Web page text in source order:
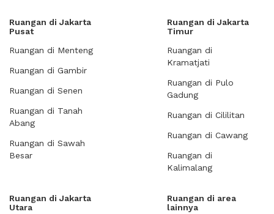
Ruangan di Jakarta
Pusat
Ruangan di Menteng
Ruangan di Gambir
Ruangan di Senen
Ruangan di Tanah
Abang
Ruangan di Sawah
Besar
Ruangan di Jakarta
Timur
Ruangan di
Kramatjati
Ruangan di Pulo
Gadung
Ruangan di Cililitan
Ruangan di Cawang
Ruangan di
Kalimalang
Ruangan di Jakarta
Utara
Ruangan di area
lainnya